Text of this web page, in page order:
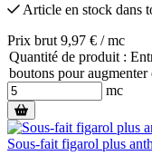
Article en stock dans
Prix brut 9,97 € / mc
Quantité de produit :
boutons pour
mc
Sous-fait figarol plus